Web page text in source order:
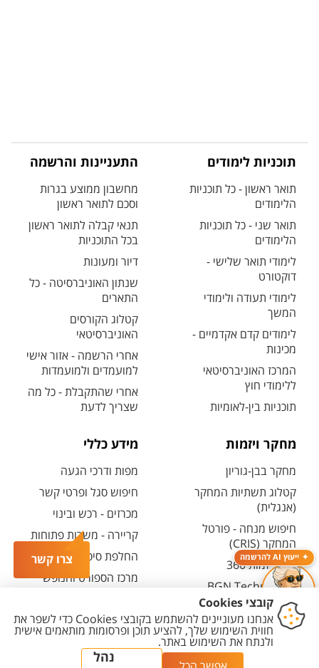
צרו קשר ייעוץ AI להרשמה
תוכניות לימודים
תואר ראשון - כל תוכניות
הלימודים
תואר שני - כל תוכניות
הלימודים
לימודי תואר שלישי -
דוקטורט
לימודי תעודה ולימודי
המשך
לימודים קדם אקדמיים -
מכינות
המרכז האוניברסיטאי
ללימודי חוץ
תוכניות בין-לאומיות
התעניינות והרשמה
מחשבון ממוצע בגרות
וסכם לתואר ראשון
תנאי קבלה לתואר ראשון
בכל התוכניות
דיור ומעונות
שנתון האוניברסיטה - כל
התארים
קטלוג הקורסים
האוניברסיטאי
אחרי הרשמה - אזור אישי
למועמדים ולמועמדות
אחרי שהתקבלת - כל מה
שצריך לדעת
מחקר ויזמות
מחקר בבן-גוריון
קטלוג תשתיות המחקר
(אנגלית)
חיפוש מנחה - פורטל
המחקר (CRIS)
מרכז יזמות 360
BGN Technology
Transfer
פארק ההייטק
משרות אקדמיות
מידע כללי
מפות ודרכי הגעה
חיפוש סגל ופרטי קשר
מכרזים - רכש ובינוי
קריירה - משרות פתוחות
החלפת סיסמה ארגונית
מרכז הספורט והנופש
חירום